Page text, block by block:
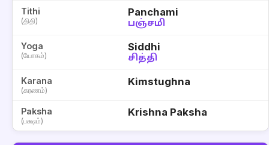
Tithi
(திதி)
Panchami
பஞ்சமி
Yoga
(யோகம்)
Siddhi
சித்தி
Karana
(கரணம்)
Kimstughna
Paksha
(பக்ஷம்)
Krishna Paksha